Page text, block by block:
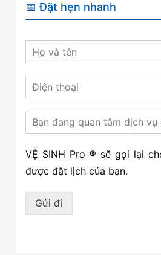
📅 Đặt hẹn nhanh
VỆ SINH Pro ® sẽ gọi lại
được đặt lịch của bạn.
Gửi đi